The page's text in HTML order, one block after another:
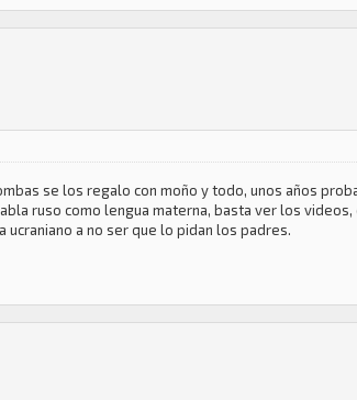
se los regalo con moño y todo, unos años
ruso como lengua materna, basta ver los
ucraniano a no ser que lo pidan los padres.